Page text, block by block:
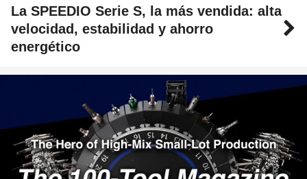
La SPEEDIO Serie S, la más vendida: alta
velocidad, estabilidad y ahorro
energético